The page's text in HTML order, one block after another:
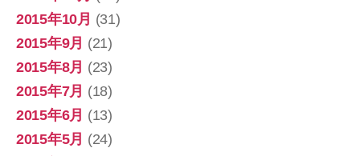
2015年10月 (31)
2015年9月 (21)
2015年8月 (23)
2015年7月 (18)
2015年6月 (13)
2015年5月 (24)